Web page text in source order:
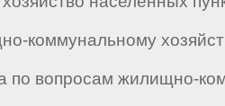
коммунальному
по вопросам жилищно-